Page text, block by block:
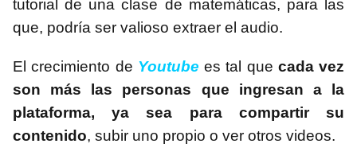
tutorial de una clase de matemáticas, para las
que, podría ser valioso extraer el audio.
El crecimiento de Youtube es tal que cada vez
son más las personas que ingresan a la
plataforma, ya sea para compartir su
contenido, subir uno propio o ver otros videos.